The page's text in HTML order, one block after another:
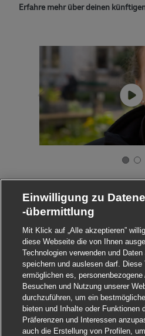
Erfahre mehr über deinen
Einwilligung zu
-übermittlung
Mit Klick auf „Alle akzeptieren”
diese Webseite die von Ihnen
Technologien verwenden und
speichern und auslesen darf. Diese
ermöglichen es,
Besuchen und Nutzung unserer
durchzuführen, um ein
bieten und Inhalte oder Funktionen
Präferenzen und Interessen
auch die Erstellung von Profilen,